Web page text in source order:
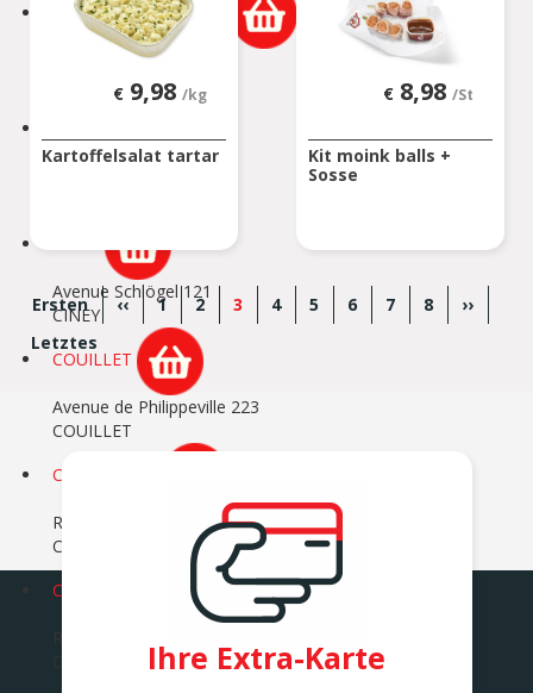
CHAUMONT GISTOUX
Chaussée de Huy 306
CHAUMONT-GISTOUX
Avenue Schlögel 121
CINEY
COUILLET
Avenue de Philippeville 223
COUILLET
COURCELLES
Rue de Trazegnies 173
COURCELLES
COUVIN
€ 9,98 /kg
Kartoffelsalat tartar
€ 8,98 /St
Kit moink balls +
Sosse
Seitennummerierung
Erste
Seite
Ersten
Vorherige
Seite
‹‹ Page
1 Page
2
Aktuelle
Seite
3 Page
4 Page
5 Page
6 Page
7 Page
8
Nächste
Seite
››
Letzte
Seite
Letztes
Ihre Extra-Karte